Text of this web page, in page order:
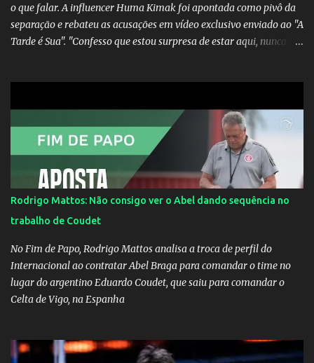
o que falar. A influencer Huma Kimak foi apontada como pivô da
separação e rebateu as acusações em vídeo exclusivo enviado ao "A
Tarde é Sua". "Confesso que estou surpresa de estar aqui, nunca
Huma Kimak. A influencer também contou que recebe diversos
ataques na internet desde a época em que foi contratada para
fazer a divulgação de uma live do Gusttavo Lima em Manaus,
capital do Amazonas. "Fui até o local onde seria o show, divulguei
e no dia seguinte foi feita a live que eu não pude ir, porque estava
me sentindo mal", explicou Huma. A notícia da separação de
Gusttavo Lima e Andressa Suita foi divulgada no dia 9 de outubro.
A relação chegou ao fim após cinco anos e houve rumores de uma
suposta traição do canto...
Rodrigo Mattos: Não consigo ver o Abel dando sequência no
trabalho de Coudet
No Fim de Papo, Rodrigo Mattos analisa a troca de perfil do
Internacional ao contratar Abel Braga para comandar o time no
lugar do argentino Eduardo Coudet, que saiu para comandar o
Celta de Vigo, na Espanha